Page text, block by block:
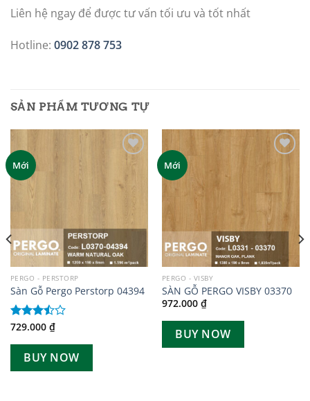
Liên hệ ngay để được tư vấn tối ưu và tốt nhất
Hotline: 0902 878 753
SẢN PHẨM TƯƠNG TỰ
Mới
wishlist
PERGO - PERSTORP
Sàn Gỗ Pergo Perstorp 04394
Được
3.505
sao
729.000 ₫
BUY NOW
Mới
PERGO - VISBY
SÀN GỖ PERGO VISBY 03370
972.000 ₫
BUY NOW